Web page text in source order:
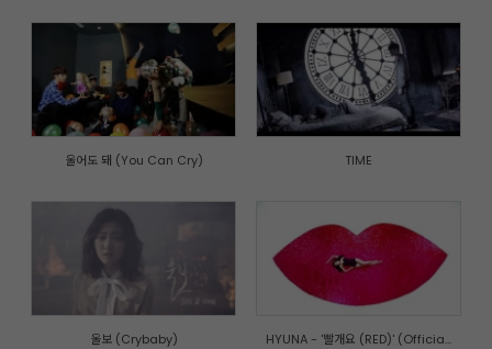
울어도 돼 (You Can Cry) TIME
울보 (Crybaby) HYUNA - '빨개요 (RED)' (Officia...